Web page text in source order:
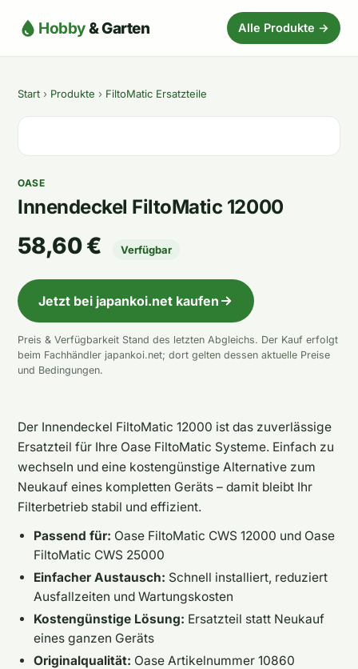
Hobby& Garten Alle Produkte →
Start › Produkte › FiltoMatic Ersatzteile
OASE
Innendeckel FiltoMatic 12000
58,60 € Verfügbar
Jetzt bei japankoi.net kaufen
Preis & Verfügbarkeit Stand des letzten Abgleichs. Der Kauf erfolgt
beim Fachhändler japankoi.net; dort gelten dessen aktuelle Preise
und Bedingungen.
Der Innendeckel FiltoMatic 12000 ist das zuverlässige
Ersatzteil für Ihre Oase FiltoMatic Systeme. Einfach zu
wechseln und eine kostengünstige Alternative zum
Neukauf eines kompletten Geräts – damit bleibt Ihr
Filterbetrieb stabil und effizient.
Passend für: Oase FiltoMatic CWS 12000 und Oase
FiltoMatic CWS 25000
Einfacher Austausch: Schnell installiert, reduziert
Ausfallzeiten und Wartungskosten
Kostengünstige Lösung: Ersatzteil statt Neukauf
eines ganzen Geräts
Originalqualität: Oase Artikelnummer 10860